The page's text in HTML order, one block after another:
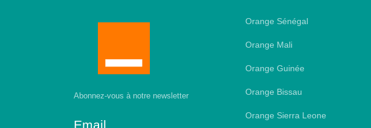
Abonnez-vous à notre newsletter
Email
Orange Sénégal
Orange Mali
Orange Guinée
Orange Bissau
Orange Sierra Leone